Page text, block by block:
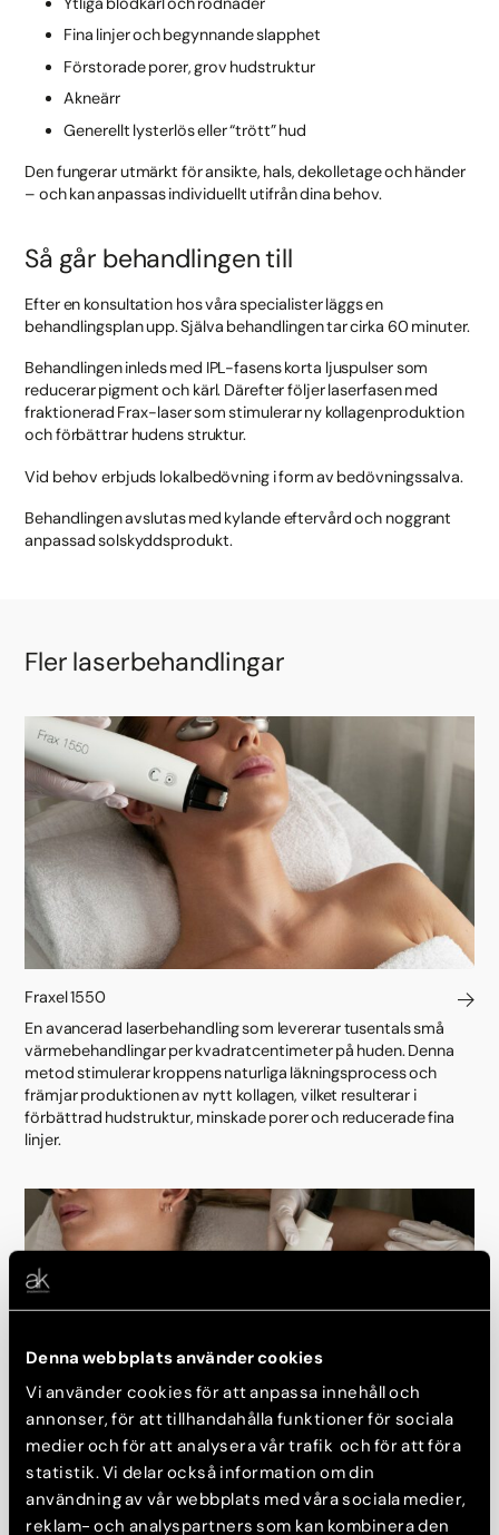
Denna webbplats använder cookies
Vi använder cookies för att anpassa innehåll och
annonser, för att tillhandahålla funktioner för sociala
medier och för att analysera vår trafik och för att föra
statistik. Vi delar också information om din
användning av vår webbplats med våra sociala medier,
reklam- och analyspartners som kan kombinera den
Fina linjer och begynnande slapphet
Förstorade porer, grov hudstruktur
Akneärr
Generellt lysterlös eller “trött” hud
Den fungerar utmärkt för ansikte, hals, dekolletage och händer
– och kan anpassas individuellt utifrån dina behov.
Så går behandlingen till
Efter en konsultation hos våra specialister läggs en
behandlingsplan upp. Själva behandlingen tar cirka 60 minuter.
Behandlingen inleds med IPL-fasens korta ljuspulser som
reducerar pigment och kärl. Därefter följer laserfasen med
fraktionerad Frax-laser som stimulerar ny kollagenproduktion
och förbättrar hudens struktur.
Vid behov erbjuds lokalbedövning i form av bedövningssalva.
Behandlingen avslutas med kylande eftervård och noggrant
anpassad solskyddsprodukt.
Fler laserbehandlingar
Fraxel 1550
En avancerad laserbehandling som levererar tusentals små
värmebehandlingar per kvadratcentimeter på huden. Denna
metod stimulerar kroppens naturliga läkningsprocess och
främjar produktionen av nytt kollagen, vilket resulterar i
förbättrad hudstruktur, minskade porer och reducerade fina
linjer.
IPL (Intensivt Pulserat Ljus)
En mångsidig behandling som använder bredspektrumljus för
att behandla olika hudproblem såsom pigmentfläckar, ytliga